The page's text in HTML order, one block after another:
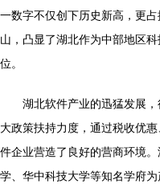
一数字不仅创下历史新高，更
山，凸显了湖北作为中部地区
位。
湖北软件产业的迅猛发展
大政策扶持力度，通过税收优
件企业营造了良好的营商环境
学、华中科技大学等知名学府